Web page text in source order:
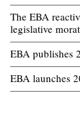
The EBA
legislative
EBA publishes
EBA launches